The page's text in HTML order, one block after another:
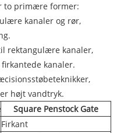
to primære former:
kanaler og rør,
rektangulære kanaler,
kanaler.
højt vandtryk.
Square Penstock Gate
Firkant